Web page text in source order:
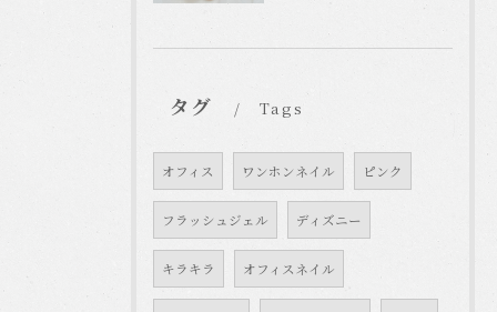
タグ Tags
オフィス ワンホンネイル ピンク
フラッシュジェル ディズニー
キラキラ オフィスネイル